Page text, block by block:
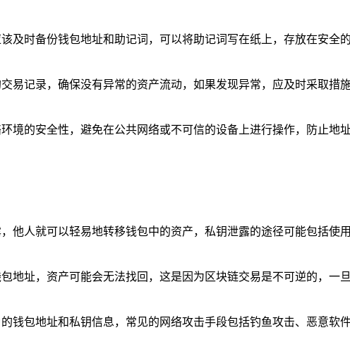
及时备份钱包地址和助记词，可以将助记词写在纸上，存放在安全
易记录，确保没有异常的资产流动，如果发现异常，应及时采取措
境的安全性，避免在公共网络或不可信的设备上进行操作，防止地
他人就可以轻易地转移钱包中的资产，私钥泄露的途径可能包括使
地址，资产可能会无法找回，这是因为区块链交易是不可逆的，一
钱包地址和私钥信息，常见的网络攻击手段包括钓鱼攻击、恶意软